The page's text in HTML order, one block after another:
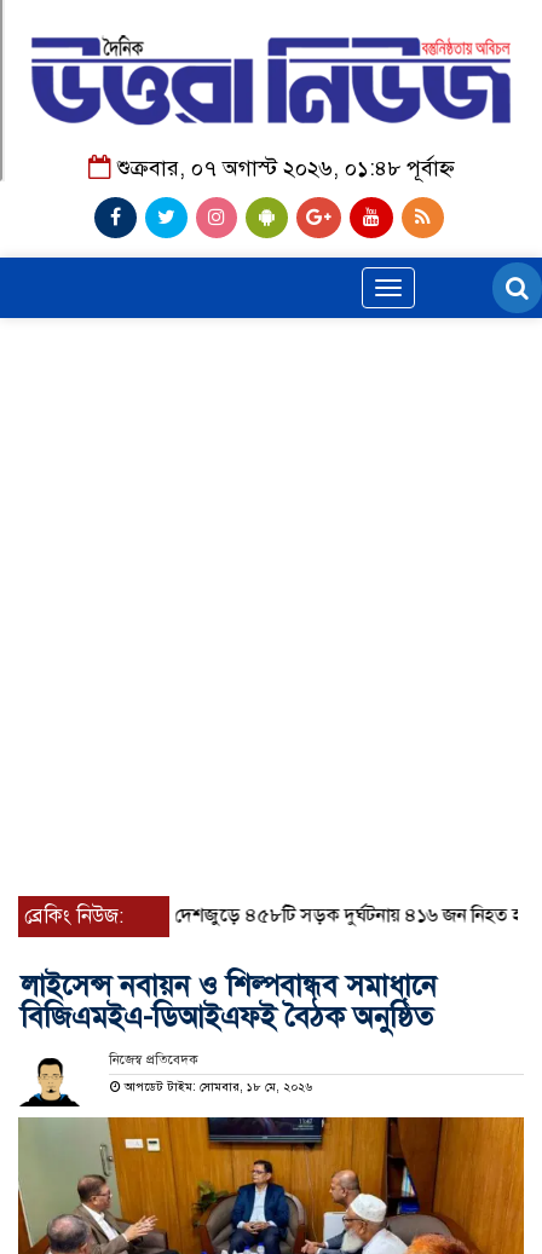
শুক্রবার, ০৭ অগাস্ট ২০২৬, ০১:৪৮ পূর্বাহ্ন
Toggle
navigation
ব্রেকিং নিউজ:
জুলাইয়ে দেশজুড়ে ৪৫৮টি সড়ক দুর্ঘটনায় ৪১৬ জন নিহত হয়েছেন
লাইসেন্স নবায়ন ও শিল্পবান্ধব সমাধানে
বিজিএমইএ-ডিআইএফই বৈঠক অনুষ্ঠিত
নিজেস্ব প্রতিবেদক
আপডেট টাইম: সোমবার, ১৮ মে, ২০২৬